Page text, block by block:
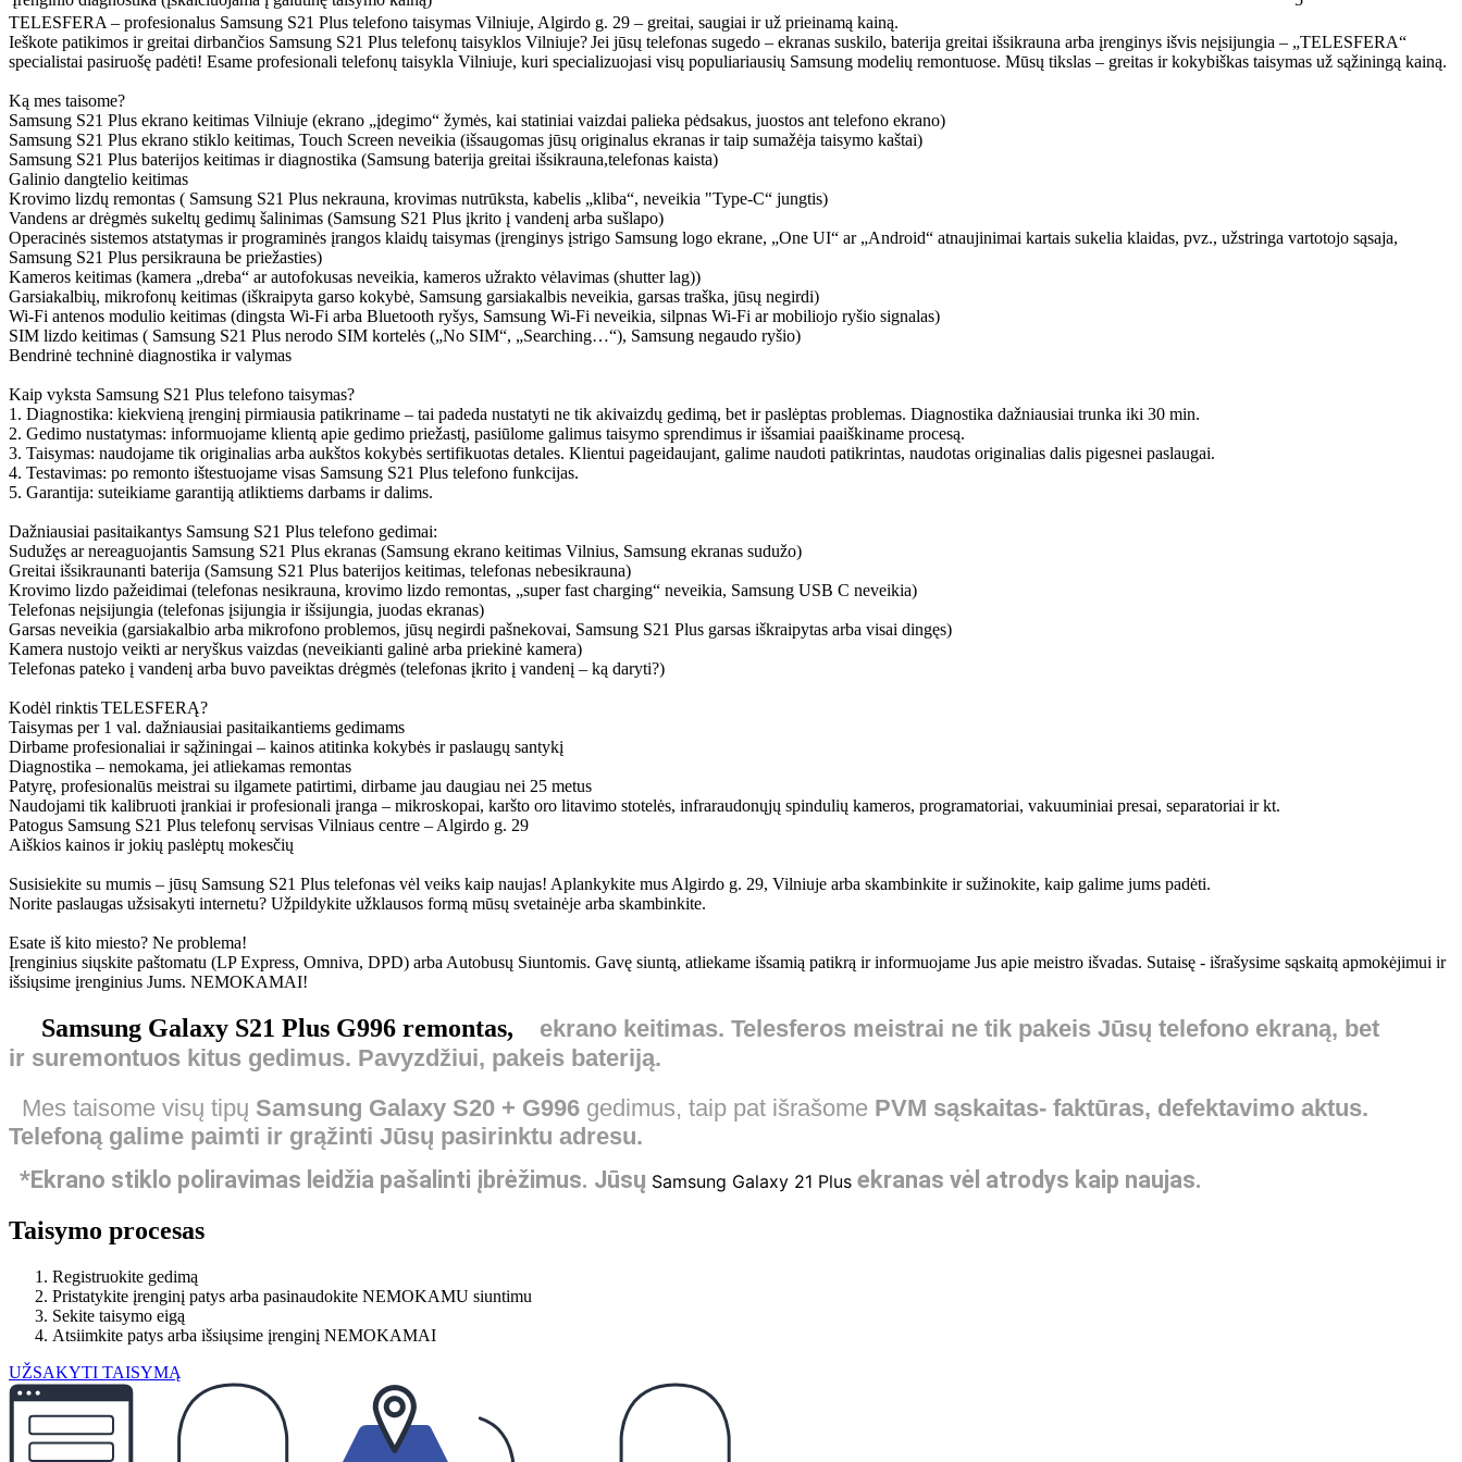
TELESFERA – profesionalus Samsung S21 Plus telefono taisymas Vilniuje, Algirdo g. 29 – greitai, saugiai ir už prieinamą kainą.
Ieškote patikimos ir greitai dirbančios Samsung S21 Plus telefonų taisyklos Vilniuje? Jei jūsų telefonas sugedo – ekranas suskilo, baterija greitai išsikrauna arba įrenginys išvis neįsijungia – „TELESFERA“
specialistai pasiruošę padėti! Esame profesionali telefonų taisykla Vilniuje, kuri specializuojasi visų populiariausių Samsung modelių remontuose. Mūsų tikslas – greitas ir kokybiškas taisymas už sąžiningą kainą.
Ką mes taisome?
Samsung S21 Plus ekrano keitimas Vilniuje (ekrano „įdegimo“ žymės, kai statiniai vaizdai palieka pėdsakus, juostos ant telefono ekrano)
Samsung S21 Plus ekrano stiklo keitimas, Touch Screen neveikia (išsaugomas jūsų originalus ekranas ir taip sumažėja taisymo kaštai)
Samsung S21 Plus baterijos keitimas ir diagnostika (Samsung baterija greitai išsikrauna,telefonas kaista)
Galinio dangtelio keitimas
Krovimo lizdų remontas ( Samsung S21 Plus nekrauna, krovimas nutrūksta, kabelis „kliba“, neveikia "Type-C“ jungtis)
Vandens ar drėgmės sukeltų gedimų šalinimas (Samsung S21 Plus įkrito į vandenį arba sušlapo)
Operacinės sistemos atstatymas ir programinės įrangos klaidų taisymas (įrenginys įstrigo Samsung logo ekrane, „One UI“ ar „Android“ atnaujinimai kartais sukelia klaidas, pvz., užstringa vartotojo sąsaja,
Samsung S21 Plus persikrauna be priežasties)
Kameros keitimas (kamera „dreba“ ar autofokusas neveikia, kameros užrakto vėlavimas (shutter lag))
Garsiakalbių, mikrofonų keitimas (iškraipyta garso kokybė, Samsung garsiakalbis neveikia, garsas traška, jūsų negirdi)
Wi-Fi antenos modulio keitimas (dingsta Wi-Fi arba Bluetooth ryšys, Samsung Wi-Fi neveikia, silpnas Wi-Fi ar mobiliojo ryšio signalas)
SIM lizdo keitimas ( Samsung S21 Plus nerodo SIM kortelės („No SIM“, „Searching…“), Samsung negaudo ryšio)
Bendrinė techninė diagnostika ir valymas
Kaip vyksta Samsung S21 Plus telefono taisymas?
1. Diagnostika: kiekvieną įrenginį pirmiausia patikriname – tai padeda nustatyti ne tik akivaizdų gedimą, bet ir paslėptas problemas. Diagnostika dažniausiai trunka iki 30 min.
2. Gedimo nustatymas: informuojame klientą apie gedimo priežastį, pasiūlome galimus taisymo sprendimus ir išsamiai paaiškiname procesą.
3. Taisymas: naudojame tik originalias arba aukštos kokybės sertifikuotas detales. Klientui pageidaujant, galime naudoti patikrintas, naudotas originalias dalis pigesnei paslaugai.
4. Testavimas: po remonto ištestuojame visas Samsung S21 Plus telefono funkcijas.
5. Garantija: suteikiame garantiją atliktiems darbams ir dalims.
Dažniausiai pasitaikantys Samsung S21 Plus telefono gedimai:
Sudužęs ar nereaguojantis Samsung S21 Plus ekranas (Samsung ekrano keitimas Vilnius, Samsung ekranas sudužo)
Greitai išsikraunanti baterija (Samsung S21 Plus baterijos keitimas, telefonas nebesikrauna)
Krovimo lizdo pažeidimai (telefonas nesikrauna, krovimo lizdo remontas, „super fast charging“ neveikia, Samsung USB C neveikia)
Telefonas neįsijungia (telefonas įsijungia ir išsijungia, juodas ekranas)
Garsas neveikia (garsiakalbio arba mikrofono problemos, jūsų negirdi pašnekovai, Samsung S21 Plus garsas iškraipytas arba visai dingęs)
Kamera nustojo veikti ar neryškus vaizdas (neveikianti galinė arba priekinė kamera)
Telefonas pateko į vandenį arba buvo paveiktas drėgmės (telefonas įkrito į vandenį – ką daryti?)
Kodėl rinktis TELESFERĄ?
Taisymas per 1 val. dažniausiai pasitaikantiems gedimams
Dirbame profesionaliai ir sąžiningai – kainos atitinka kokybės ir paslaugų santykį
Diagnostika – nemokama, jei atliekamas remontas
Patyrę, profesionalūs meistrai su ilgamete patirtimi, dirbame jau daugiau nei 25 metus
Naudojami tik kalibruoti įrankiai ir profesionali įranga – mikroskopai, karšto oro litavimo stotelės, infraraudonųjų spindulių kameros, programatoriai, vakuuminiai presai, separatoriai ir kt.
Patogus Samsung S21 Plus telefonų servisas Vilniaus centre – Algirdo g. 29
Aiškios kainos ir jokių paslėptų mokesčių
Susisiekite su mumis – jūsų Samsung S21 Plus telefonas vėl veiks kaip naujas! Aplankykite mus Algirdo g. 29, Vilniuje arba skambinkite ir sužinokite, kaip galime jums padėti.
Norite paslaugas užsisakyti internetu? Užpildykite užklausos formą mūsų svetainėje arba skambinkite.
Esate iš kito miesto? Ne problema!
Įrenginius siųskite paštomatu (LP Express, Omniva, DPD) arba Autobusų Siuntomis. Gavę siuntą, atliekame išsamią patikrą ir informuojame Jus apie meistro išvadas. Sutaisę - išrašysime sąskaitą apmokėjimui ir
išsiųsime įrenginius Jums. NEMOKAMAI!
Samsung Galaxy S21 Plus G996 remontas, ekrano keitimas. Telesferos meistrai ne tik pakeis Jūsų telefono ekraną, bet
ir suremontuos kitus gedimus. Pavyzdžiui, pakeis bateriją.
Mes taisome visų tipų Samsung Galaxy S20 + G996 gedimus, taip pat išrašome PVM sąskaitas- faktūras, defektavimo aktus.
Telefoną galime paimti ir grąžinti Jūsų pasirinktu adresu.
*Ekrano stiklo poliravimas leidžia pašalinti įbrėžimus. Jūsų Samsung Galaxy 21 Plus ekranas vėl atrodys kaip naujas.
Taisymo procesas
Registruokite gedimą
Pristatykite įrenginį patys arba pasinaudokite NEMOKAMU siuntimu
Sekite taisymo eigą
Atsiimkite patys arba išsiųsime įrenginį NEMOKAMAI
UŽSAKYTI TAISYMĄ